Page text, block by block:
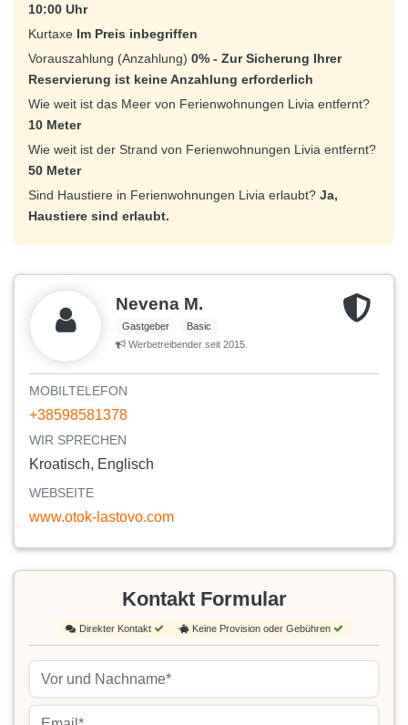
10:00 Uhr
Kurtaxe Im Preis inbegriffen
Vorauszahlung (Anzahlung) 0% - Zur Sicherung Ihrer
Reservierung ist keine Anzahlung erforderlich
Wie weit ist das Meer von Ferienwohnungen Livia entfernt?
10 Meter
Wie weit ist der Strand von Ferienwohnungen Livia entfernt?
50 Meter
Sind Haustiere in Ferienwohnungen Livia erlaubt? Ja,
Haustiere sind erlaubt.
Nevena M.
Gastgeber
Basic
Werbetreibender seit 2015.
MOBILTELEFON
+38598581378
WIR SPRECHEN
Kroatisch, Englisch
WEBSEITE
www.otok-lastovo.com
Kontakt Formular
Direkter Kontakt Keine Provision oder Gebühren